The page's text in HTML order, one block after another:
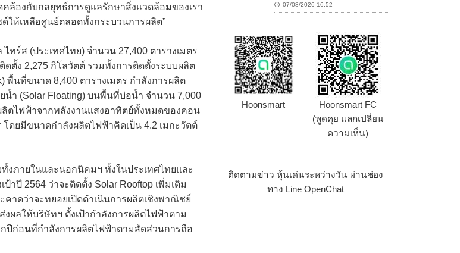
ล้องกับกลยุทธ์การดูแลรักษาสิ่งแวดล้อมของเรา
ให้เหลือศูนย์ตลอดทั้งกระบวนการผลิต”
ร์ส (ประเทศไทย) จำนวน 27,400 ตารางเมตร
ตั้ง 2,275 กิโลวัตต์ รวมทั้งการติดตั้งระบบผลิต
พื้นที่ขนาด 8,400 ตารางเมตร กำลังการผลิต
ำ (Solar Floating) บนพื้นที่บ่อน้ำ จำนวน 7,000
ลิตไฟฟ้าจากพลังงานแสงอาทิตย์ทั้งหมดของคอน
ดยมีขนาดกำลังผลิตไฟฟ้าคิดเป็น 4.2 เมกะวัตต์
งภายในและนอกนิคมฯ ทั้งในประเทศไทยและ
าปี 2564 ว่าจะติดตั้ง Solar Rooftop เพิ่มเติม
คาดว่าจะทยอยเปิดดำเนินการผลิตเชิงพาณิชย์
ผลให้บริษัทฯ ตั้งเป้ากำลังการผลิตไฟฟ้าตาม
ปีก่อนที่กำลังการผลิตไฟฟ้าตามสัดส่วนการถือ
07/08/2026 16:52
Hoonsmart
Hoonsmart FC
(พูดคุย แลกเปลี่ยน
ความเห็น)
ติดตามข่าว หุ้นเด่นระหว่างวัน ผ่านช่อง
ทาง Line OpenChat